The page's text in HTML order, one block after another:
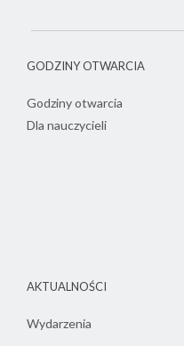
GODZINY OTWARCIA
Godziny otwarcia
Dla nauczycieli
AKTUALNOŚCI
Wydarzenia